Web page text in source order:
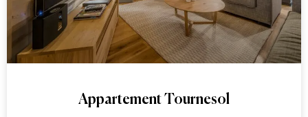
Appartement Tournesol